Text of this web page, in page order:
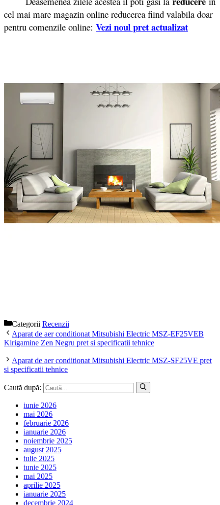
cel mai mare magazin online reducerea fiind valabila doar
pentru comenzile online: Vezi noul pret actualizat
Categorii Recenzii
Aparat de aer conditionat Mitsubishi Electric MSZ-EF25VEB
Kirigamine Zen Negru pret si specificatii tehnice
Aparat de aer conditionat Mitsubishi Electric MSZ-SF25VE pret
si specificatii tehnice
Caută după:
iunie 2026
mai 2026
februarie 2026
ianuarie 2026
noiembrie 2025
august 2025
iulie 2025
iunie 2025
mai 2025
aprilie 2025
ianuarie 2025
decembrie 2024